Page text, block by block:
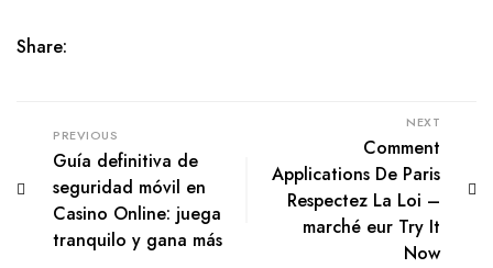
Share:
PREVIOUS
Guía definitiva de
seguridad móvil en
Casino Online: juega
tranquilo y gana más
NEXT
Comment
Applications De Paris
Respectez La Loi –
marché eur Try It
Now